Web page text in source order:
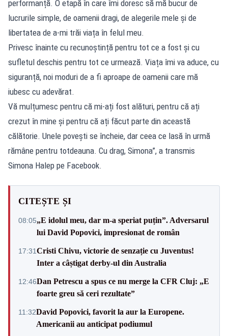
performanță. O etapă în care îmi doresc să mă bucur de
lucrurile simple, de oamenii dragi, de alegerile mele și de
libertatea de a-mi trăi viața în felul meu.
Privesc înainte cu recunoștință pentru tot ce a fost și cu
sufletul deschis pentru tot ce urmează. Viața îmi va aduce, cu
siguranță, noi moduri de a fi aproape de oamenii care mă
iubesc cu adevărat.
Vă mulțumesc pentru că mi-ați fost alături, pentru că ați
crezut în mine și pentru că ați făcut parte din această
călătorie. Unele povești se încheie, dar ceea ce lasă în urmă
rămâne pentru totdeauna. Cu drag, Simona”, a transmis
Simona Halep pe Facebook.
CITEȘTE ȘI
08:05„E idolul meu, dar m-a speriat puțin”. Adversarul
lui David Popovici, impresionat de român
17:31Cristi Chivu, victorie de senzație cu Juventus!
Inter a câștigat derby-ul din Australia
12:46Dan Petrescu a spus ce nu merge la CFR Cluj: „E
foarte greu să ceri rezultate”
11:32David Popovici, favorit la aur la Europene.
Americanii au anticipat podiumul